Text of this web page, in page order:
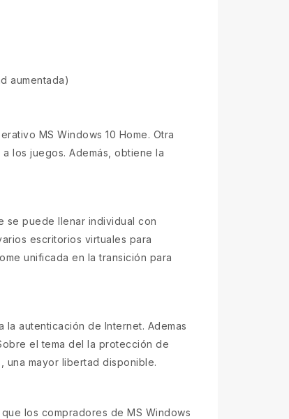
aumentada)
MS Windows 10 Home. Otra
los juegos. Además, obtiene la
se puede llenar individual con
escritorios virtuales para
unificada en la transición para
la autenticación de Internet. Ademas
el tema del la protección de
una mayor libertad disponible.
los compradores de MS Windows